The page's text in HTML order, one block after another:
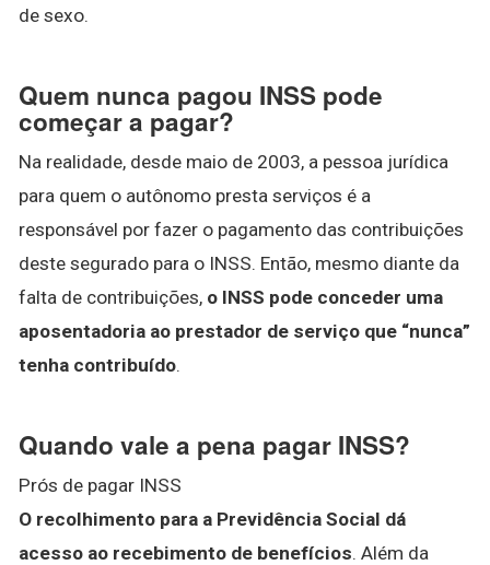
de sexo.
Quem nunca pagou INSS pode
começar a pagar?
Na realidade, desde maio de 2003, a pessoa jurídica
para quem o autônomo presta serviços é a
responsável por fazer o pagamento das contribuições
deste segurado para o INSS. Então, mesmo diante da
falta de contribuições, o INSS pode conceder uma
aposentadoria ao prestador de serviço que “nunca”
tenha contribuído.
Quando vale a pena pagar INSS?
Prós de pagar INSS
O recolhimento para a Previdência Social dá
acesso ao recebimento de benefícios. Além da